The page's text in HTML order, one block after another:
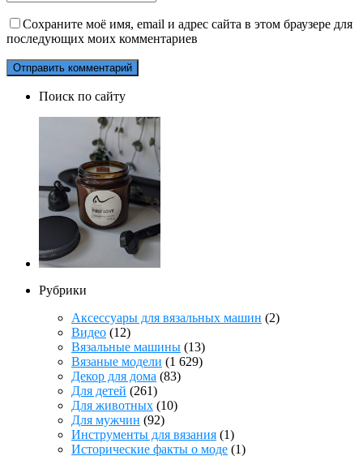
Сохраните моё имя, email и адрес сайта в этом браузере для
последующих моих комментариев
Поиск по сайту
Рубрики
Аксессуары для вязальных машин (2)
Видео (12)
Вязальные машины (13)
Вязаные модели (1 629)
Декор для дома (83)
Для детей (261)
Для животных (10)
Для мужчин (92)
Инструменты для вязания (1)
Исторические факты о моде (1)